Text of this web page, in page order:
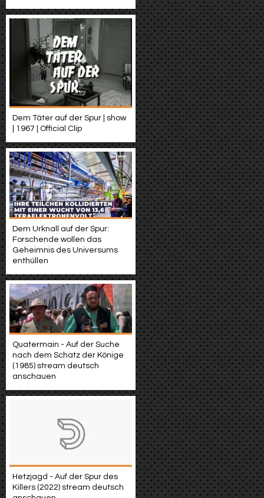
Dem Täter auf der Spur | show
| 1967 | Official Clip
Dem Urknall auf der Spur:
Forschende wollen das
Geheimnis des Universums
enthüllen
Quatermain - Auf der Suche
nach dem Schatz der Könige
(1985) stream deutsch
anschauen
Hetzjagd - Auf der Spur des
Killers (2022) stream deutsch